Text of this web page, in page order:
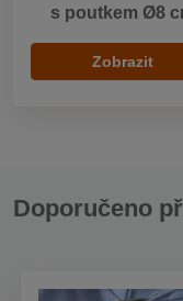
s poutkem Ø8
Zobrazit
Doporučeno